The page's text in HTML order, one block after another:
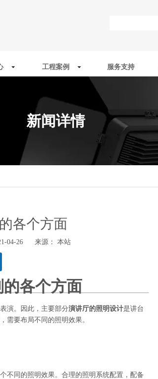
工程案例 服务支持
新闻详情
各个方面
04-26 来源： 本站
各个方面
演。因此，主要部分演讲厅的照明设计是讲台
需要布局不同的照明效果。
不同的照明效果。合理的照明系统配置，配备